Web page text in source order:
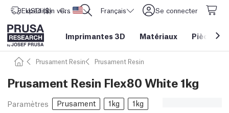
Expédition vers Etats-Unis d'Amérique
USD ($) CORE One L: Maintenant en stock ! Français Se connecter
Imprimantes 3D Matériaux Pièces&
Prusament Resin Prusament Resin
Prusament Resin Flex80 White 1kg
Paramètres Prusament 1kg
1kg